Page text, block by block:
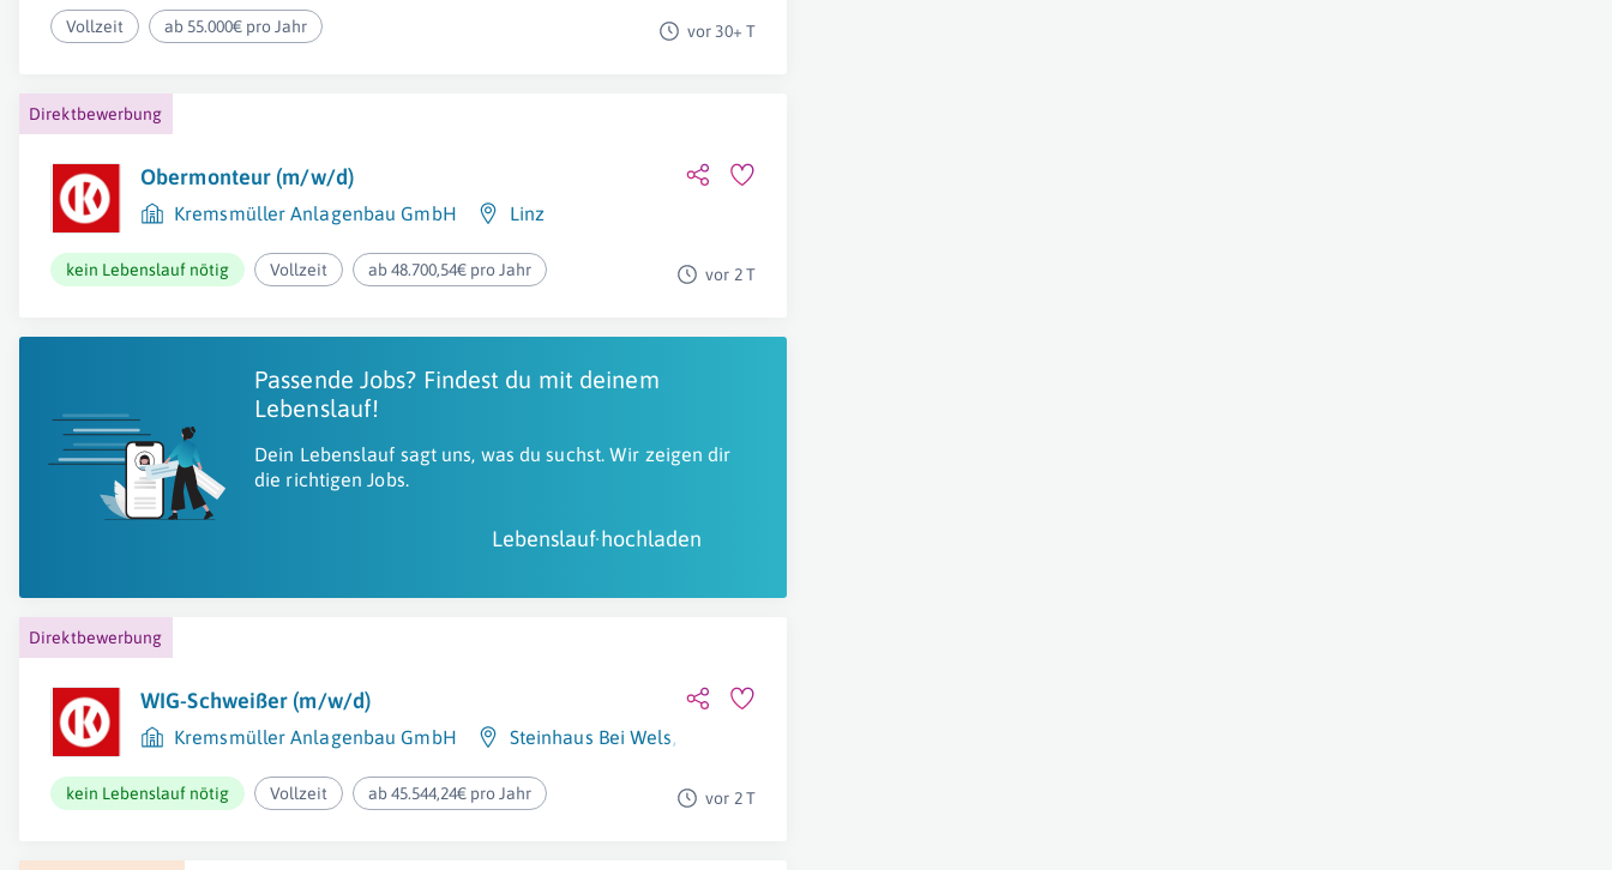
Vollzeit ab 55.000€ pro Jahr vor 30+ T
Direktbewerbung
Obermonteur (m/w/d)
Kremsmüller Anlagenbau GmbH Linz
kein Lebenslauf nötig Vollzeit ab 48.700,54€ pro Jahr vor 2 T
Passende Jobs? Findest du mit deinem
Lebenslauf!
Dein Lebenslauf sagt uns, was du suchst. Wir zeigen dir
die richtigen Jobs.
Lebenslauf hochladen
Direktbewerbung
WIG-Schweißer (m/w/d)
Kremsmüller Anlagenbau GmbH Steinhaus Bei Wels,
kein Lebenslauf nötig Vollzeit ab 45.544,24€ pro Jahr vor 2 T